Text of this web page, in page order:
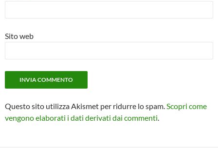
Sito web
Questo sito utilizza Akismet per ridurre lo spam. Scopri come
vengono elaborati i dati derivati dai commenti